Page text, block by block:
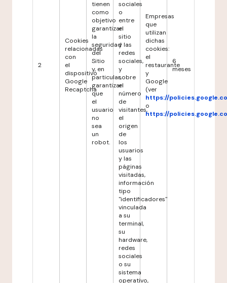
2
Cookies
relacionadas
con
el
dispositivo
Google
Recaptcha
tienen
como
objetivo
garantizar
la
seguridad
del
Sitio
y, en
particular,
garantizar
que
el
usuario
no
sea
un
robot.
sociales
o
entre
el
sitio
y las
redes
sociales,
y
sobre
el
número
de
visitantes,
el
origen
de
los
usuarios
y las
páginas
visitadas,
información
tipo
"identificadores"
vinculada
a su
terminal,
su
hardware,
redes
sociales
o su
sistema
operativo,
Empresas
que
utilizan
dichas
cookies:
el
restaurante
y
Google
(ver
https://
o
https://
6
meses